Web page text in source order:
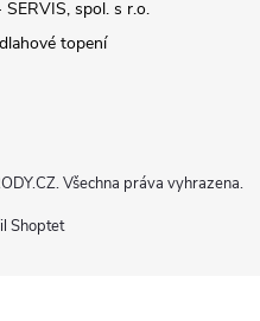
spol. s r.o.
topení
Shoptet
. Všechna práva vyhrazena.